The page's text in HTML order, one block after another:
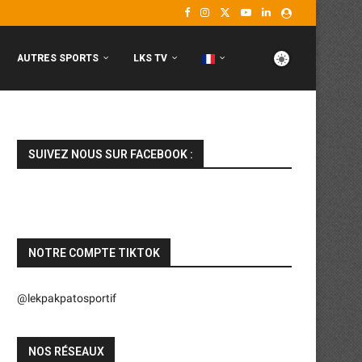
AUTRES SPORTS LKS TV
SUIVEZ NOUS SUR FACEBOOK :
NOTRE COMPTE TIKTOK
@lekpakpatosportif
NOS RÉSEAUX